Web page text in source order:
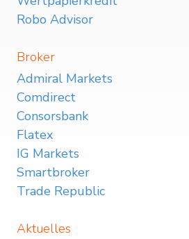
Robo Advisor
Broker
Admiral Markets
Comdirect
Consorsbank
Flatex
IG Markets
Smartbroker
Trade Republic
Aktuelles